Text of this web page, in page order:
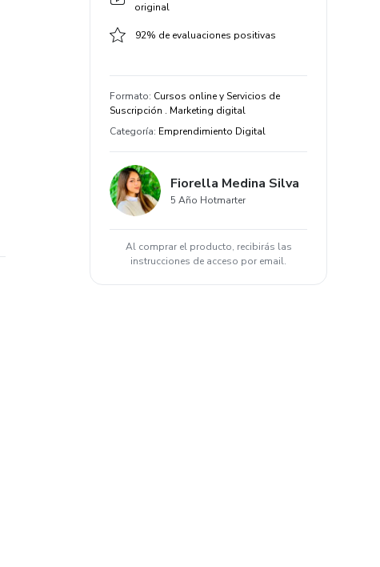
original
92% de evaluaciones positivas
Formato: Cursos online y Servicios de
Suscripción . Marketing digital
Categoría: Emprendimiento Digital
Fiorella Medina Silva
5 Año Hotmarter
Al comprar el producto, recibirás las
instrucciones de acceso por email.